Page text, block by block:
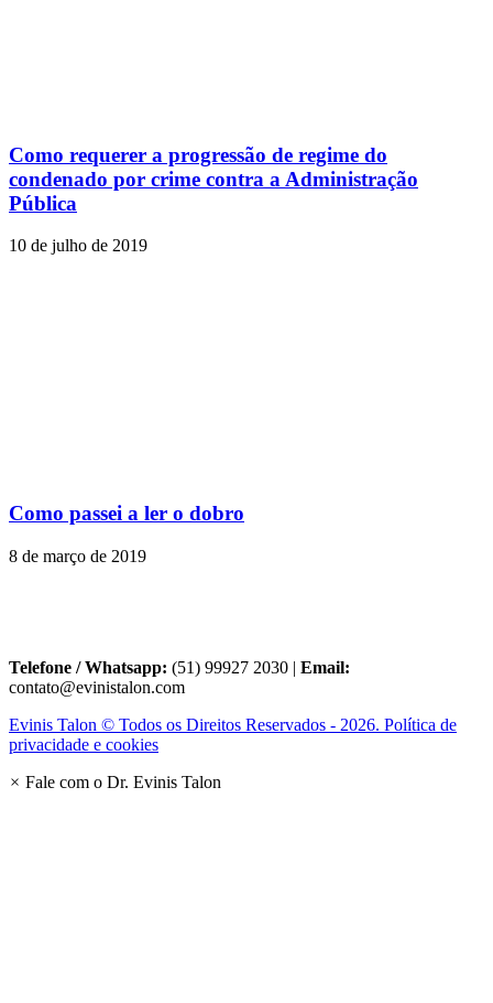
Como requerer a progressão de regime do
condenado por crime contra a Administração
Pública
10 de julho de 2019
Como passei a ler o dobro
8 de março de 2019
Telefone / Whatsapp: (51) 99927 2030 | Email:
contato@evinistalon.com
Evinis Talon © Todos os Direitos Reservados - 2026. Política de
privacidade e cookies
× Fale com o Dr. Evinis Talon